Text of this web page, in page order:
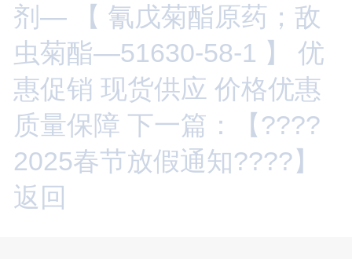
剂— 【 氰戊菊酯原药；敌
虫菊酯—51630-58-1 】 优
惠促销 现货供应 价格优惠
质量保障 下一篇：【????
2025春节放假通知????】
返回